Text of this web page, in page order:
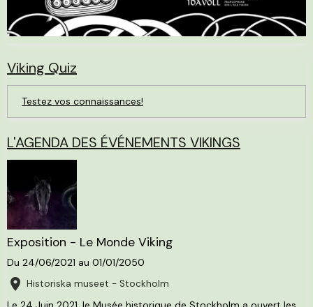
Viking Quiz
Testez vos connaissances!
L'AGENDA DES ÉVÉNEMENTS VIKINGS
Exposition - Le Monde Viking
Du 24/06/2021 au 01/01/2050
Historiska museet - Stockholm